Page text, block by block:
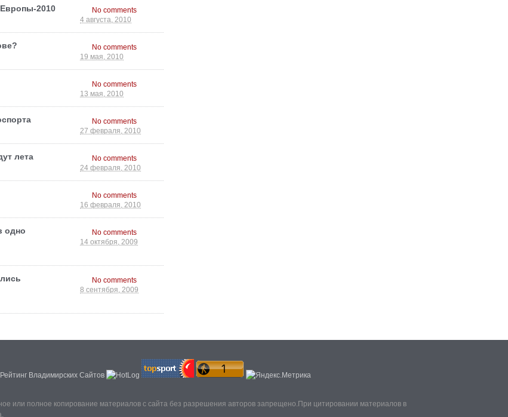
2010
4 августа, 2010
No comments
19 мая, 2010
No comments
13 мая, 2010
No comments
27 февраля, 2010
No comments
лета
24 февраля, 2010
No comments
16 февраля, 2010
No comments
одно
14 октября, 2009
No comments
8 сентября, 2009
No comments
или полное копирование материалов с сайта без разрешения авторов запрещено.При цитировании материалов в